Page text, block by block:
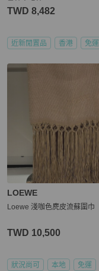
TWD 8,482
近新閒置品 香港 免運
LOEWE
Loewe 淺咖色麂皮流蘇圍巾
TWD 10,500
狀況尚可 本地 免運